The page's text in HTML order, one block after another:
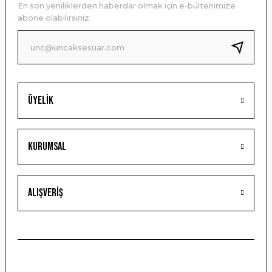
Ürün bilgilerinde hatalar bulunuyor.
Ürün fiyatı diğer sitelerden daha pahalı.
Bu ürüne benzer farklı alternatifler olmalı.
Gönder
Üyelik
Kurumsal
Alışveriş
En son yeniliklerden haberdar olmak için e-bültenimize
abone olabilirsiniz.